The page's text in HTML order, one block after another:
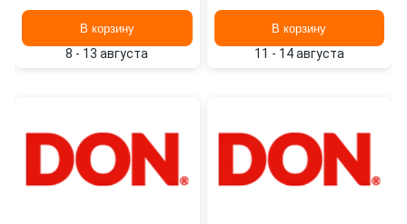
В корзину
8 - 13 августа
В корзину
11 - 14 августа